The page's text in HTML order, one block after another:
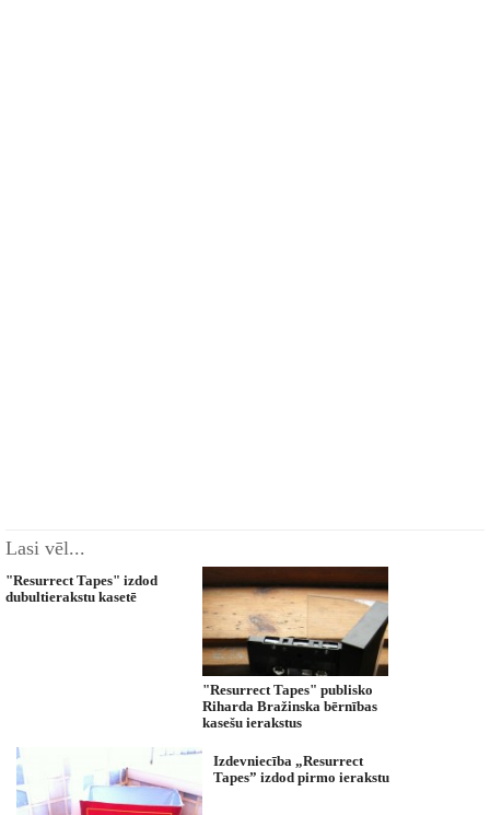
Lasi vēl...
"Resurrect Tapes" izdod
dubultierakstu kasetē
"Resurrect Tapes" publisko
Riharda Bražinska bērnības
kasešu ierakstus
Izdevniecība „Resurrect
Tapes” izdod pirmo ierakstu